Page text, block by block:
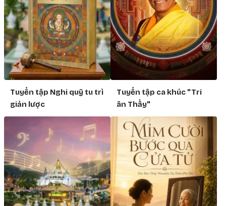
Tuyển tập Nghi quỹ tu trì
giản lược
Tuyển tập ca khúc "Tri
ân Thầy"